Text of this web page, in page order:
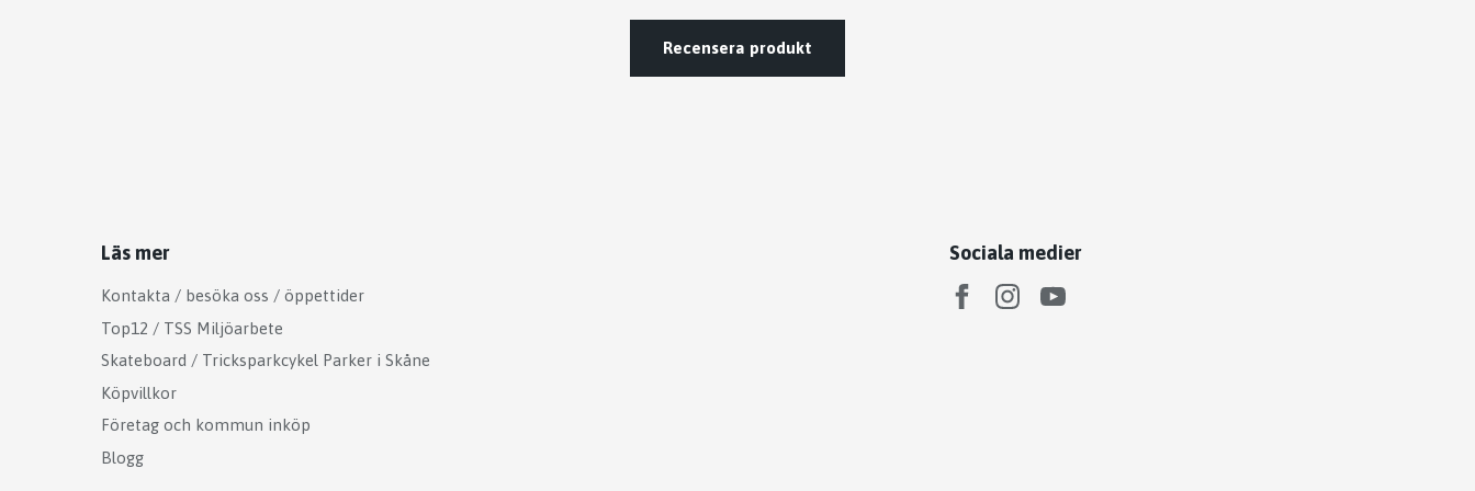
Recensera produkt
Läs mer
Kontakta / besöka oss / öppettider
Top12 / TSS Miljöarbete
Skateboard / Tricksparkcykel Parker i Skåne
Köpvillkor
Företag och kommun inköp
Blogg
Sociala medier